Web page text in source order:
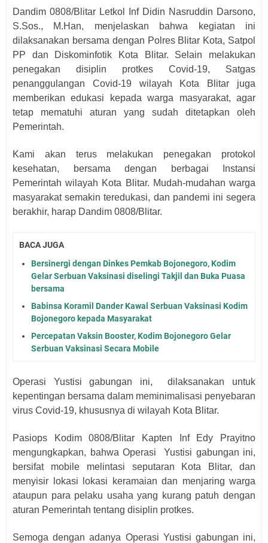
Dandim 0808/Blitar Letkol Inf Didin Nasruddin Darsono,
S.Sos., M.Han, menjelaskan bahwa kegiatan ini
dilaksanakan bersama dengan Polres Blitar Kota, Satpol
PP dan Diskominfotik Kota Blitar. Selain melakukan
penegakan disiplin protkes Covid-19, Satgas
penanggulangan Covid-19 wilayah Kota Blitar juga
memberikan edukasi kepada warga masyarakat, agar
tetap mematuhi aturan yang sudah ditetapkan oleh
Pemerintah.
Kami akan terus melakukan penegakan protokol
kesehatan, bersama dengan berbagai Instansi
Pemerintah wilayah Kota Blitar. Mudah-mudahan warga
masyarakat semakin teredukasi, dan pandemi ini segera
berakhir, harap Dandim 0808/Blitar.
BACA JUGA
Bersinergi dengan Dinkes Pemkab Bojonegoro, Kodim
Gelar Serbuan Vaksinasi diselingi Takjil dan Buka Puasa
bersama
Babinsa Koramil Dander Kawal Serbuan Vaksinasi Kodim
Bojonegoro kepada Masyarakat
Percepatan Vaksin Booster, Kodim Bojonegoro Gelar
Serbuan Vaksinasi Secara Mobile
Operasi Yustisi gabungan ini, dilaksanakan untuk
kepentingan bersama dalam meminimalisasi penyebaran
virus Covid-19, khususnya di wilayah Kota Blitar.
Pasiops Kodim 0808/Blitar Kapten Inf Edy Prayitno
mengungkapkan, bahwa Operasi Yustisi gabungan ini,
bersifat mobile melintasi seputaran Kota Blitar, dan
menyisir lokasi lokasi keramaian dan menjaring warga
ataupun para pelaku usaha yang kurang patuh dengan
aturan Pemerintah tentang disiplin protkes.
Semoga dengan adanya Operasi Yustisi gabungan ini,